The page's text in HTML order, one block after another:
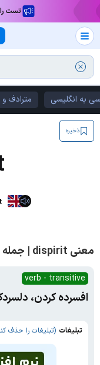
تست
به انگلیسی مترادف
ذخیره
معنی dispirit | جمله با dispirit
verb - transitive
افسرده کردن،
تبلیغات (تبلیغات را حذف